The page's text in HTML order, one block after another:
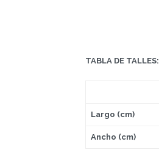
TABLA DE TALLES:
Largo (cm)
Ancho (cm)